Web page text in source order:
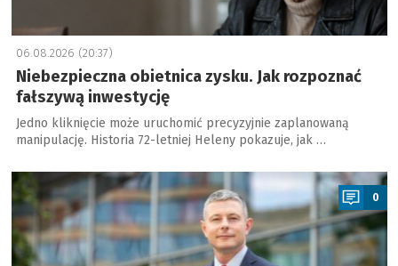
06.08.2026 (20:37)
Niebezpieczna obietnica zysku. Jak rozpoznać
fałszywą inwestycję
Jedno kliknięcie może uruchomić precyzyjnie zaplanowaną
manipulację. Historia 72-letniej Heleny pokazuje, jak …
a
0